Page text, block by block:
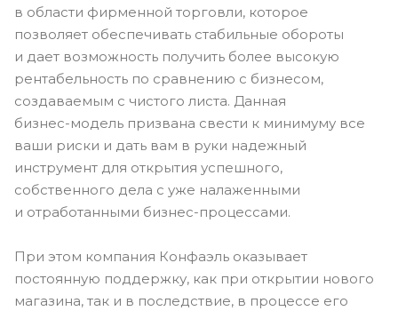
в области фирменной торговли, которое
позволяет обеспечивать стабильные обороты
и дает возможность получить более высокую
рентабельность по сравнению с бизнесом,
создаваемым с чистого листа. Данная
бизнес-модель призвана свести к минимуму все
ваши риски и дать вам в руки надежный
инструмент для открытия успешного,
собственного дела с уже налаженными
и отработанными бизнес-процессами.
При этом компания Конфаэль оказывает
постоянную поддержку, как при открытии нового
магазина, так и в последствие, в процессе его